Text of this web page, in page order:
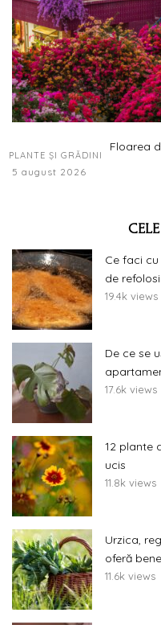
PLANTE ȘI GRĂDINI
Floarea
5 august 2026
Ce faci
de
19.4k views
De ce se
17.6k views
12 plante
ucis
11.8k views
Urzica,
oferă
11.6k views